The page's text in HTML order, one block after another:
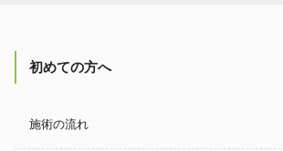
初めての方へ
施術の流れ